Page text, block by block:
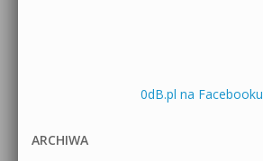
0dB.pl na Facebooku
ARCHIWA